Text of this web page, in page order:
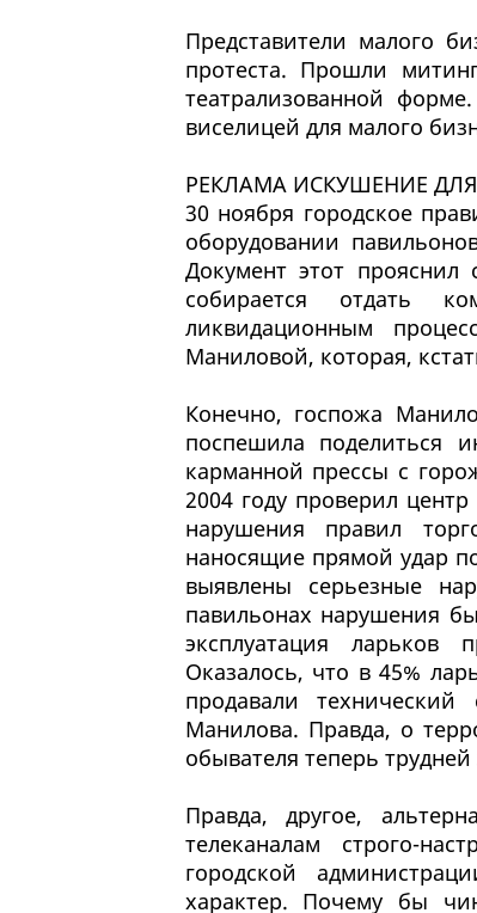
Представители малого
протеста. Прошли
театрализованной
виселицей для малого
РЕКЛАМА ИСКУШЕНИЕ
30 ноября городское
оборудовании
Документ этот прояснил
собирается отдать
ликвидационным
Маниловой, которая,
Конечно, госпожа
поспешила поделиться
карманной прессы с
2004 году проверил
нарушения правил
наносящие прямой удар
выявлены серьезные
павильонах нарушения
эксплуатация ларьков
Оказалось, что в 45%
продавали
Манилова. Правда, о
обывателя теперь
Правда, другое,
телеканалам строго-
городской
характер. Почему бы